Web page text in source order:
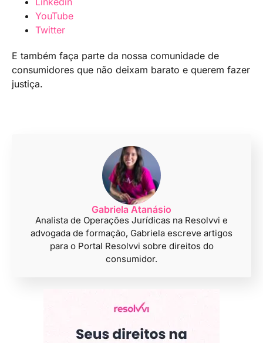
YouTube
Twitter
E também faça parte da nossa comunidade de
consumidores que não deixam barato e querem fazer
justiça.
Gabriela Atanásio
Analista de Operações Jurídicas na Resolvvi e
advogada de formação, Gabriela escreve artigos
para o Portal Resolvvi sobre direitos do
consumidor.